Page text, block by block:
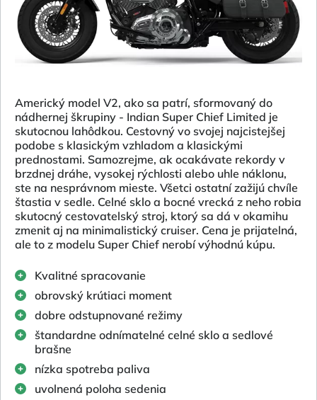
Americký model V2, ako sa patrí, sformovaný do
nádhernej škrupiny - Indian Super Chief Limited je
skutocnou lahôdkou. Cestovný vo svojej najcistejšej
podobe s klasickým vzhladom a klasickými
prednostami. Samozrejme, ak ocakávate rekordy v
brzdnej dráhe, vysokej rýchlosti alebo uhle náklonu,
ste na nesprávnom mieste. Všetci ostatní zažijú chvíle
štastia v sedle. Celné sklo a bocné vrecká z neho robia
skutocný cestovatelský stroj, ktorý sa dá v okamihu
zmenit aj na minimalistický cruiser. Cena je prijatelná,
ale to z modelu Super Chief nerobí výhodnú kúpu.
Kvalitné spracovanie
obrovský krútiaci moment
dobre odstupnované režimy
štandardne odnímatelné celné sklo a sedlové
brašne
nízka spotreba paliva
uvolnená poloha sedenia